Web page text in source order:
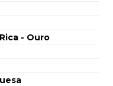
- Ouro